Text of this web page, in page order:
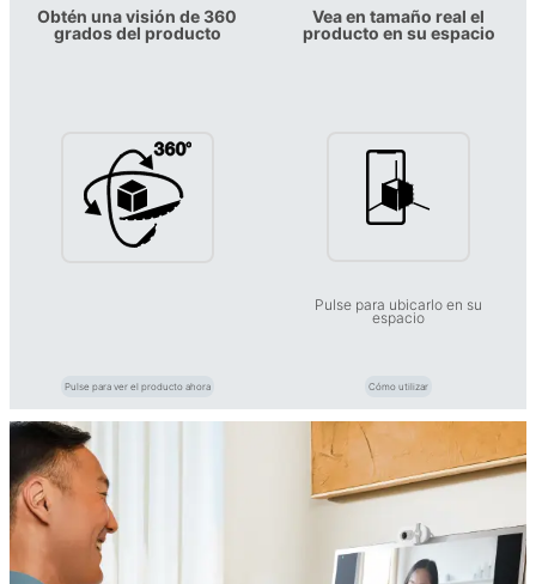
Obtén una visión de 360
grados del producto
Pulse para ver el producto ahora
Vea en tamaño real el
producto en su espacio
Pulse para ubicarlo en su
espacio
Cómo utilizar